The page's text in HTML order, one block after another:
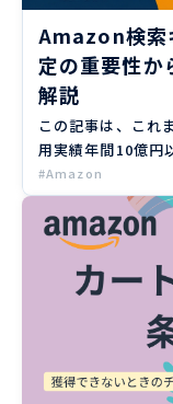
Amazon検索
定の重要性か
解説
この記事は、これ
用実績年間10億
の検索キーワード
意点まで解説し
#Amazon